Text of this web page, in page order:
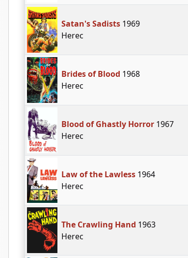
Satan's Sadists1969
Herec
Brides of Blood 1968
Herec
Blood of Ghastly Horror1967
Herec
Law of the Lawless1964
Herec
The Crawling Hand 1963
Herec